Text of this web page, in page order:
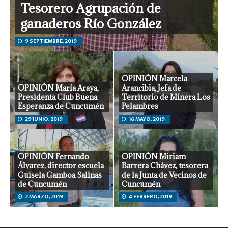
Tesorero Agrupación de
ganaderos Río González
9 SEPTIEMBRE, 2019
OPINIÓN María Araya,
Presidenta Club Buena
Esperanza de Cuncumén
29 JUNIO, 2019
OPINIÓN Marcela
Arancibia, Jefa de
Territorio de Minera Los
Pelambres
16 MAYO, 2019
OPINIÓN Fernando
Álvarez, director escuela
Guisela Gamboa Salinas
de Cuncumén
2 MARZO, 2019
OPINIÓN Miriam
Barrera Chávez, tesorera
de la Junta de Vecinos de
Cuncumén
4 FEBRERO, 2019